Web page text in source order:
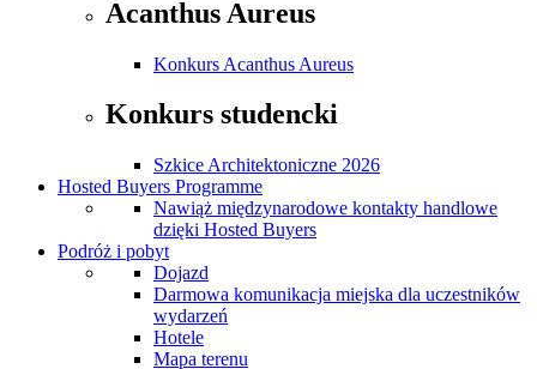
Acanthus Aureus
Konkurs Acanthus Aureus
Konkurs studencki
Szkice Architektoniczne 2026
Hosted Buyers Programme
Nawiąż międzynarodowe kontakty handlowe
dzięki Hosted Buyers
Podróż i pobyt
Dojazd
Darmowa komunikacja miejska dla uczestników
wydarzeń
Hotele
Mapa terenu